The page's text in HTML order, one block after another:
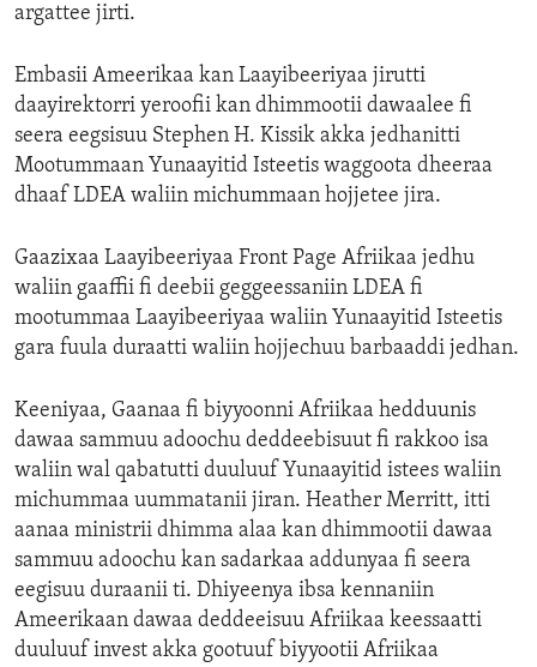
argattee jirti.
Embasii Ameerikaa kan Laayibeeriyaa jirutti
daayirektorri yeroofii kan dhimmootii dawaalee fi
seera eegsisuu Stephen H. Kissik akka jedhanitti
Mootummaan Yunaayitid Isteetis waggoota dheeraa
dhaaf LDEA waliin michummaan hojjetee jira.
Gaazixaa Laayibeeriyaa Front Page Afriikaa jedhu
waliin gaaffii fi deebii geggeessaniin LDEA fi
mootummaa Laayibeeriyaa waliin Yunaayitid Isteetis
gara fuula duraatti waliin hojjechuu barbaaddi jedhan.
Keeniyaa, Gaanaa fi biyyoonni Afriikaa hedduunis
dawaa sammuu adoochu deddeebisuut fi rakkoo isa
waliin wal qabatutti duuluuf Yunaayitid istees waliin
michummaa uummatanii jiran. Heather Merritt, itti
aanaa ministrii dhimma alaa kan dhimmootii dawaa
sammuu adoochu kan sadarkaa addunyaa fi seera
eegisuu duraanii ti. Dhiyeenya ibsa kennaniin
Ameerikaan dawaa deddeeisuu Afriikaa keessaatti
duuluuf invest akka gootuuf biyyootii Afriikaa